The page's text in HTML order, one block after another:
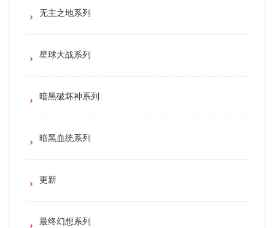
无主之地系列
星球大战系列
暗黑破坏神系列
暗黑血统系列
更新
最终幻想系列